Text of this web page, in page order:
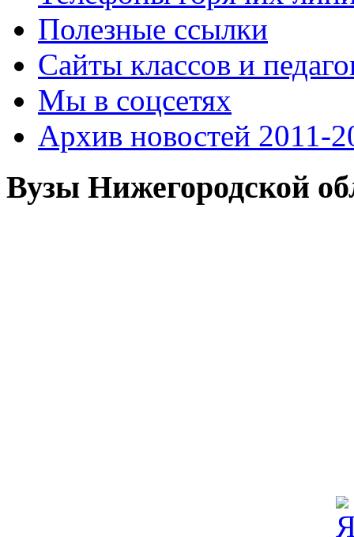
Полезные ссылки
Сайты классов и
Мы в соцсетях
Архив новостей 2011-
Вузы Нижегородской